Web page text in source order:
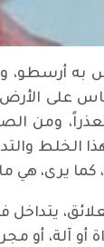
أرسطو،
على
ومن
الخلط
يرى، هي
أو آلة،